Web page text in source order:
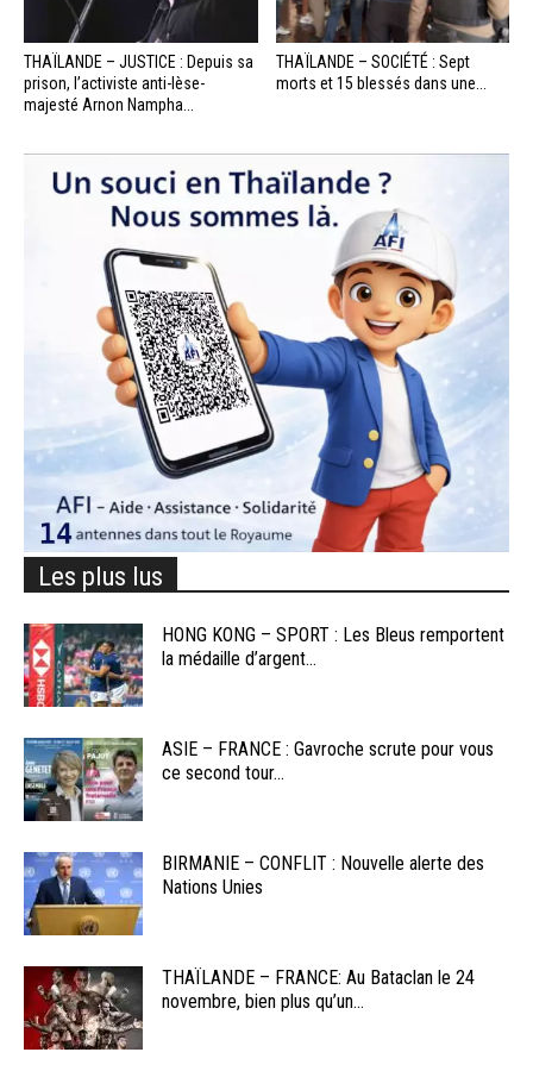
THAÏLANDE – JUSTICE : Depuis sa
prison, l’activiste anti-lèse-
majesté Arnon Nampha...
THAÏLANDE – SOCIÉTÉ : Sept
morts et 15 blessés dans une...
Les plus lus
HONG KONG – SPORT : Les Bleus remportent
la médaille d’argent...
ASIE – FRANCE : Gavroche scrute pour vous
ce second tour...
BIRMANIE – CONFLIT : Nouvelle alerte des
Nations Unies
THAÏLANDE – FRANCE: Au Bataclan le 24
novembre, bien plus qu’un...